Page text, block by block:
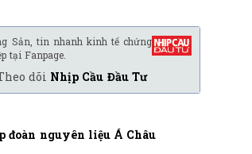
Sản, tin nhanh kinh tế chứng
tại Fanpage.
dõi Nhịp Cầu Đầu Tư
đoàn nguyên liệu Á Châu